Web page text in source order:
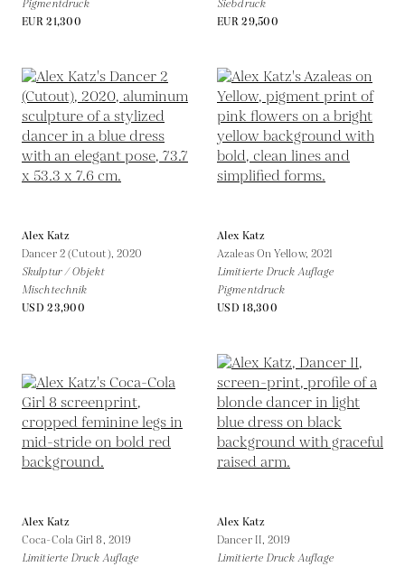
Pigmentdruck
EUR 21,300
Siebdruck
EUR 29,500
Alex Katz
Dancer 2 (Cutout), 2020
Skulptur / Objekt
Mischtechnik
USD 23,900
Alex Katz
Azaleas On Yellow, 2021
Limitierte Druck Auflage
Pigmentdruck
USD 18,300
Alex Katz
Coca-Cola Girl 8, 2019
Limitierte Druck Auflage
Alex Katz
Dancer II,2019
Limitierte Druck Auflage